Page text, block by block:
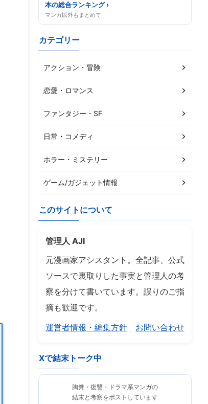
本の総合ランキング ›
マンガ以外もまとめて
カテゴリー
アクション・冒険
恋愛・ロマンス
ファンタジー・SF
日常・コメディ
ホラー・ミステリー
ゲーム/ガジェット情報
このサイトについて
管理人 AJI
元漫画家アシスタント。全記事、公式
ソースで裏取りした事実と管理人の考
察を分けて書いています。誤りのご指
摘も歓迎です。
運営者情報・編集方針
お問い合わせ
Xで結末トーク中
胸糞・復讐・ドラマ系マンガの
結末と考察をポストしています